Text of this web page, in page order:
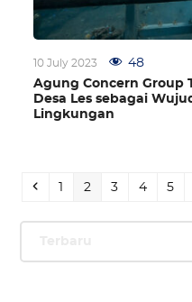
10 July 2023
48
Agung Concern Group
Desa Les sebagai
Lingkungan
Previous
Page
1 Page
2 Page
3 Page
4 Page
5